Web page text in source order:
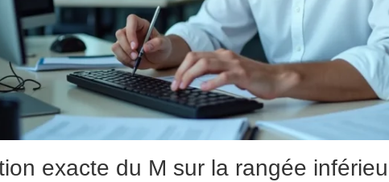
exacte du M sur la rangée